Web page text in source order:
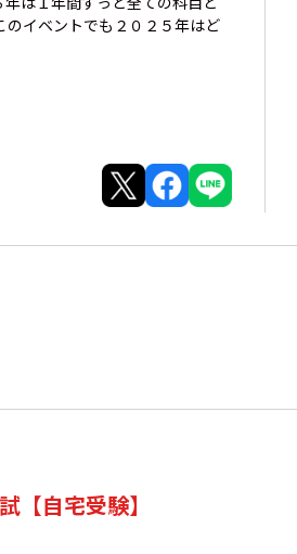
イベントでも２０２５年はど
【自宅受験】